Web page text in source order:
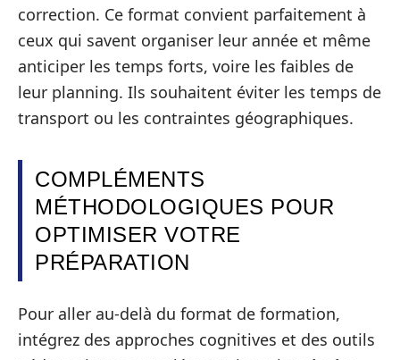
correction. Ce format convient parfaitement à
ceux qui savent organiser leur année et même
anticiper les temps forts, voire les faibles de
leur planning. Ils souhaitent éviter les temps de
transport ou les contraintes géographiques.
COMPLÉMENTS
MÉTHODOLOGIQUES POUR
OPTIMISER VOTRE
PRÉPARATION
Pour aller au‑delà du format de formation,
intégrez des approches cognitives et des outils